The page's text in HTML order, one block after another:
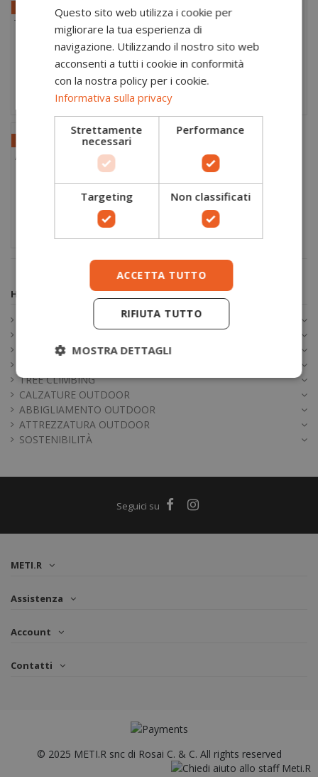
Calze tecniche trail
running Trail Ultra
22,41 €
-10%
Calze tecniche trail
running TFree Trail
Sidas
running Run Anatomic
15,21 €
16,90 €
Home
SCARPE ANTINFORTUNISTICHE
ANTINFORTUNISTICA
TREE CLIMBING
CALZATURE OUTDOOR
ABBIGLIAMENTO OUTDOOR
ATTREZZATURA OUTDOOR
SOSTENIBILITÀ
METI.R
Assistenza
Account
Contatti
© 2025 METI.R snc di Rosai C. & C. All rights reserved
Questo sito web utilizza i cookie per
migliorare la tua esperienza di
navigazione. Utilizzando il nostro sito web
acconsenti a tutti i cookie in conformità
con la nostra policy per i cookie.
Informativa sulla privacy
Strettamente
necessari
Performance
Targeting Non classificati
ACCETTA TUTTO
RIFIUTA TUTTO
MOSTRA DETTAGLI